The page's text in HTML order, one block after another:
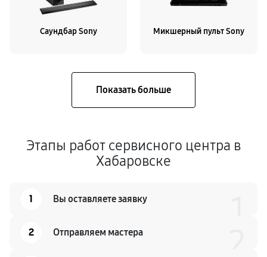
Саундбар Sony Микшерный пульт Sony
Этапы работ сервисного центра в
Хабаровске
1 Вы оставляете заявку
2 Отправляем мастера